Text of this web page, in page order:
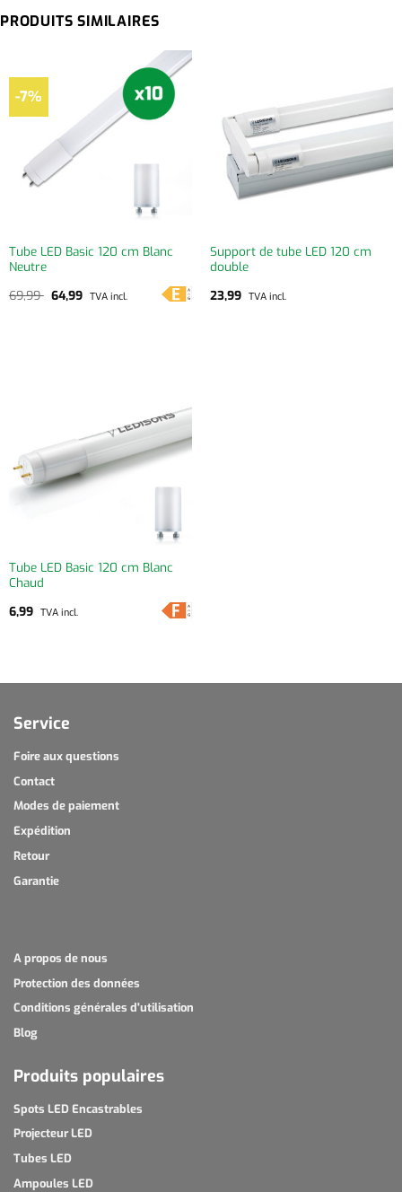
PRODUITS SIMILAIRES
-7%
Tube LED Basic 120 cm Blanc
Neutre
69,99 Le
prix
64,99 Le
TVA incl.
Support de tube LED 120 cm
double
23,99 TVA incl.
Tube LED Basic 120 cm Blanc
Chaud
6,99 TVA incl.
Service
Foire aux questions
Contact
Modes de paiement
Expédition
Retour
Garantie
A propos de nous
Protection des données
Conditions générales d'utilisation
Blog
Produits populaires
Spots LED Encastrables
Projecteur LED
Tubes LED
Ampoules LED